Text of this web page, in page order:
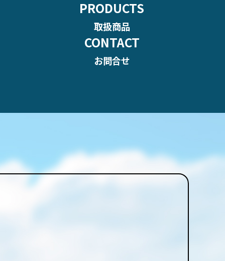
PRODUCTS
取扱商品
CONTACT
お問合せ